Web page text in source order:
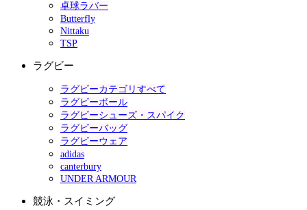
卓球ラバー
Butterfly
Nittaku
TSP
ラグビー
ラグビーカテゴリすべて
ラグビーボール
ラグビーシューズ・スパイク
ラグビーバッグ
ラグビーウェア
adidas
canterbury
UNDER ARMOUR
競泳・スイミング